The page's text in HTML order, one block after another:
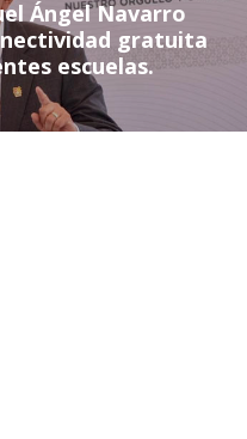
Ángel Navarro
gratuita
escuelas.